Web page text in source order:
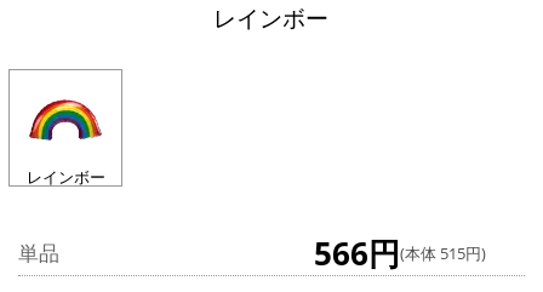
レインボー
レインボー
単品 566円(本体 515円)